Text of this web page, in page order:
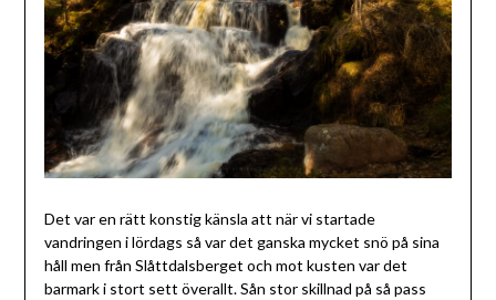
Det var en rätt konstig känsla att när vi startade
vandringen i lördags så var det ganska mycket snö på sina
håll men från Slåttdalsberget och mot kusten var det
barmark i stort sett överallt. Sån stor skillnad på så pass